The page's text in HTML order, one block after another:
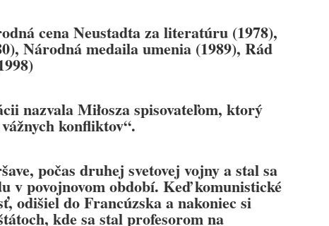
cena Neustadta za literatúru (1978),
Národná medaila umenia (1989), Rád
nazvala Miłosza spisovateľom, ktorý
konfliktov“.
počas druhej svetovej vojny a stal sa
v povojnovom období. Keď komunistické
odišiel do Francúzska a nakoniec si
kde sa stal profesorom na